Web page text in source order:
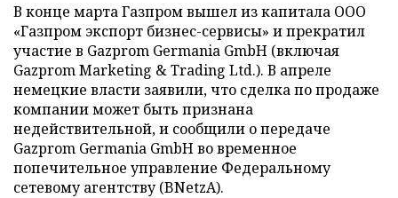
В конце марта Газпром вышел из капитала ООО
«Газпром экспорт бизнес-сервисы» и прекратил
участие в Gazprom Germania GmbH (включая
Gazprom Marketing & Trading Ltd.). В апреле
немецкие власти заявили, что сделка по продаже
компании может быть признана
недействительной, и сообщили о передаче
Gazprom Germania GmbH во временное
попечительное управление Федеральному
сетевому агентству (BNetzA).